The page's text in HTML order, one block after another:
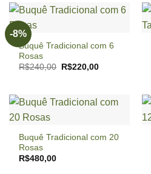
-8%
Buquê Tradicional com 6
Rosas
R$240,00 O
R$240,00.
R$220,00O
R$220,00.
Buquê Tradicional com 20
Rosas
R$480,00